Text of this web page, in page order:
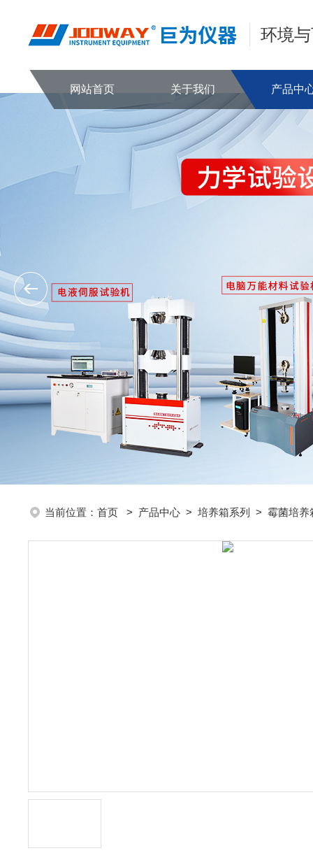
环境
网站首页 关于我们 产品中
当前位置： 首页 > 产品中心 > 培养箱系列 > 霉菌培养